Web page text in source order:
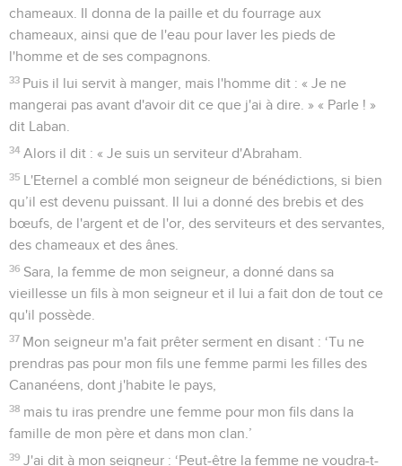
chameaux. Il donna de la paille et du fourrage aux
chameaux, ainsi que de l'eau pour laver les pieds de
l'homme et de ses compagnons.
33 Puis il lui servit à manger, mais l'homme dit : « Je ne
mangerai pas avant d'avoir dit ce que j'ai à dire. » « Parle ! »
dit Laban.
34 Alors il dit : « Je suis un serviteur d'Abraham.
35 L'Eternel a comblé mon seigneur de bénédictions, si bien
qu’il est devenu puissant. Il lui a donné des brebis et des
bœufs, de l'argent et de l'or, des serviteurs et des servantes,
des chameaux et des ânes.
36 Sara, la femme de mon seigneur, a donné dans sa
vieillesse un fils à mon seigneur et il lui a fait don de tout ce
qu'il possède.
37 Mon seigneur m'a fait prêter serment en disant : ‘Tu ne
prendras pas pour mon fils une femme parmi les filles des
Cananéens, dont j'habite le pays,
38 mais tu iras prendre une femme pour mon fils dans la
famille de mon père et dans mon clan.’
39 J'ai dit à mon seigneur : ‘Peut-être la femme ne voudra-t-